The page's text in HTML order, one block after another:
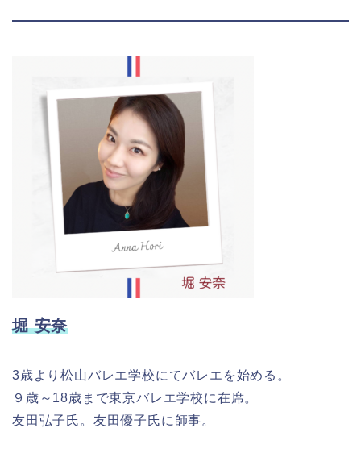
堀 安奈
3歳より松山バレエ学校にてバレエを始める。
９歳～18歳まで東京バレエ学校に在席。
友田弘子氏。友田優子氏に師事。